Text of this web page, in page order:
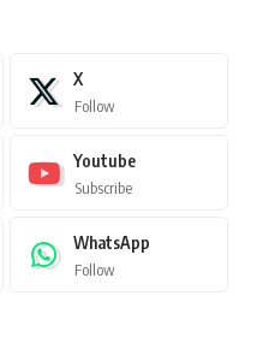
X
Follow
Youtube
Subscribe
WhatsApp
Follow